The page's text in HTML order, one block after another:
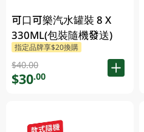
可口可樂汽水罐裝 8 X
330ML(包裝隨機發送)
指定品牌享$20換購
$40.00
$30.00